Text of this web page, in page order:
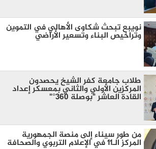
نويبع تبحث شكاوى الأهالي في التموين
وتراخيص البناء وتسعير الأراضي
طلاب جامعة كفر الشيخ يحصدون
المركزين الأولي والثاني بمعسكر إعداد
القادة العاشر "بوصلة 360°"
من طور سيناء إلى منصة الجمهورية
المركز الـ11 في الإعلام التربوي والصحافة